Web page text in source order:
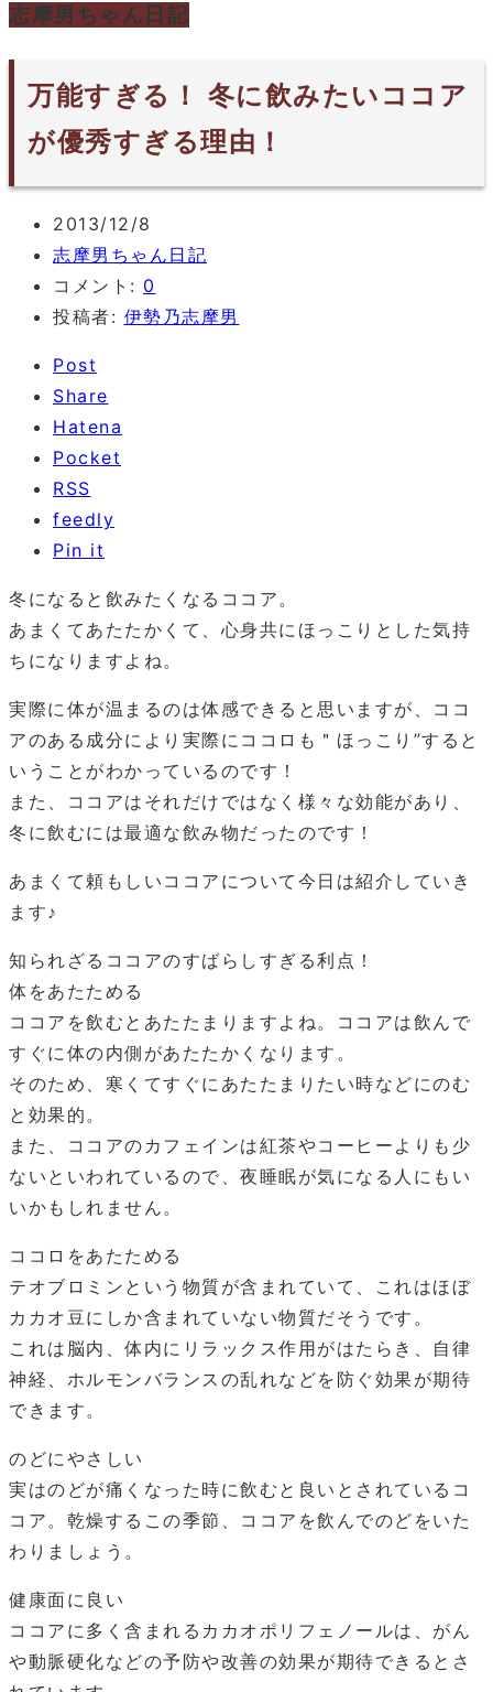
志摩男ちゃん日記
万能すぎる！ 冬に飲みたいココア
が優秀すぎる理由！
2013/12/8
志摩男ちゃん日記
コメント: 0
投稿者: 伊勢乃志摩男
Post
Share
Hatena
Pocket
RSS
feedly
Pin it
冬になると飲みたくなるココア。
あまくてあたたかくて、心身共にほっこりとした気持
ちになりますよね。
実際に体が温まるのは体感できると思いますが、ココ
アのある成分により実際にココロも＂ほっこり”すると
いうことがわかっているのです！
また、ココアはそれだけではなく様々な効能があり、
冬に飲むには最適な飲み物だったのです！
あまくて頼もしいココアについて今日は紹介していき
ます♪
知られざるココアのすばらしすぎる利点！
体をあたためる
ココアを飲むとあたたまりますよね。ココアは飲んで
すぐに体の内側があたたかくなります。
そのため、寒くてすぐにあたたまりたい時などにのむ
と効果的。
また、ココアのカフェインは紅茶やコーヒーよりも少
ないといわれているので、夜睡眠が気になる人にもい
いかもしれません。
ココロをあたためる
テオブロミンという物質が含まれていて、これはほぼ
カカオ豆にしか含まれていない物質だそうです。
これは脳内、体内にリラックス作用がはたらき、自律
神経、ホルモンバランスの乱れなどを防ぐ効果が期待
できます。
のどにやさしい
実はのどが痛くなった時に飲むと良いとされているコ
コア。乾燥するこの季節、ココアを飲んでのどをいた
わりましょう。
健康面に良い
ココアに多く含まれるカカオポリフェノールは、がん
や動脈硬化などの予防や改善の効果が期待できるとさ